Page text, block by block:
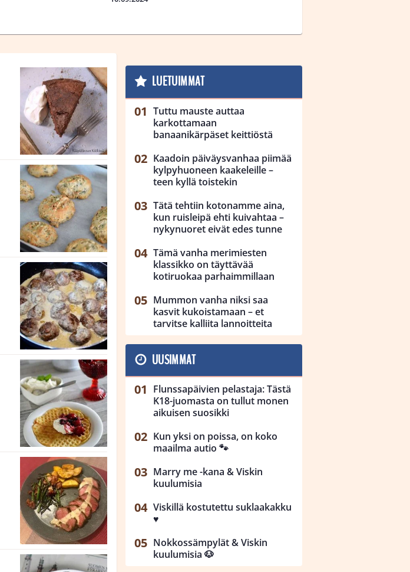
LUETUIMMAT
Tuttu mauste auttaa
karkottamaan
banaanikärpäset keittiöstä
Kaadoin päiväysvanhaa piimää
kylpyhuoneen kaakeleille –
teen kyllä toistekin
Tätä tehtiin kotonamme aina,
kun ruisleipä ehti kuivahtaa –
nykynuoret eivät edes tunne
Tämä vanha merimiesten
klassikko on täyttävää
kotiruokaa parhaimmillaan
Mummon vanha niksi saa
kasvit kukoistamaan – et
tarvitse kalliita lannoitteita
UUSIMMAT
Flunssapäivien pelastaja: Tästä
K18-juomasta on tullut monen
aikuisen suosikki
Kun yksi on poissa, on koko
maailma autio 🐾
Marry me -kana & Viskin
kuulumisia
Viskillä kostutettu suklaakakku
♥
Nokkossämpylät & Viskin
kuulumisia 🐶